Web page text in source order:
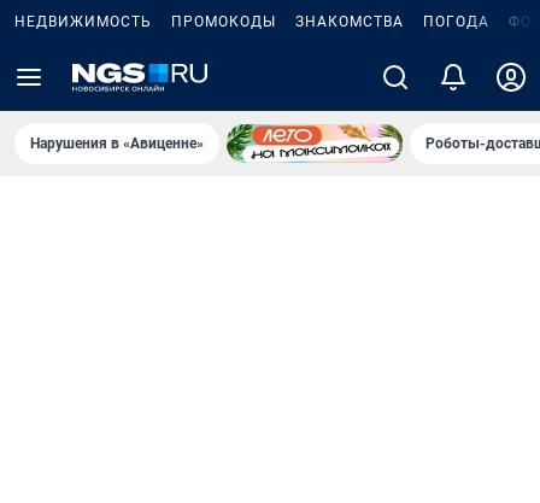
НЕДВИЖИМОСТЬ ПРОМОКОДЫ ЗНАКОМСТВА ПОГОДА
Нарушения в «Авиценне» Роботы-